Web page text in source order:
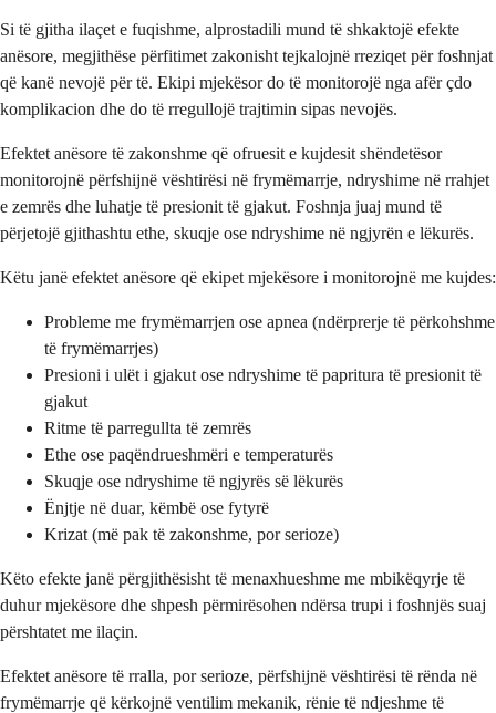
Si të gjitha ilaçet e fuqishme, alprostadili mund të shkaktojë efekte
anësore, megjithëse përfitimet zakonisht tejkalojnë rreziqet për foshnjat
që kanë nevojë për të. Ekipi mjekësor do të monitorojë nga afër çdo
komplikacion dhe do të rregullojë trajtimin sipas nevojës.
Efektet anësore të zakonshme që ofruesit e kujdesit shëndetësor
monitorojnë përfshijnë vështirësi në frymëmarrje, ndryshime në rrahjet
e zemrës dhe luhatje të presionit të gjakut. Foshnja juaj mund të
përjetojë gjithashtu ethe, skuqje ose ndryshime në ngjyrën e lëkurës.
Këtu janë efektet anësore që ekipet mjekësore i monitorojnë me kujdes:
Probleme me frymëmarrjen ose apnea (ndërprerje të përkohshme
të frymëmarrjes)
Presioni i ulët i gjakut ose ndryshime të papritura të presionit të
gjakut
Ritme të parregullta të zemrës
Ethe ose paqëndrueshmëri e temperaturës
Skuqje ose ndryshime të ngjyrës së lëkurës
Ënjtje në duar, këmbë ose fytyrë
Krizat (më pak të zakonshme, por serioze)
Këto efekte janë përgjithësisht të menaxhueshme me mbikëqyrje të
duhur mjekësore dhe shpesh përmirësohen ndërsa trupi i foshnjës suaj
përshtatet me ilaçin.
Efektet anësore të rralla, por serioze, përfshijnë vështirësi të rënda në
frymëmarrje që kërkojnë ventilim mekanik, rënie të ndjeshme të